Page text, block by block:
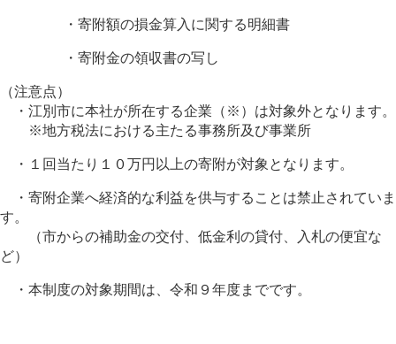
・寄附額の損金算入に関する明細書
・寄附金の領収書の写し
（注意点）
・江別市に本社が所在する企業（※）は対象外となります。
※地方税法における主たる事務所及び事業所
・１回当たり１０万円以上の寄附が対象となります。
・寄附企業へ経済的な利益を供与することは禁止されていま
す。
（市からの補助金の交付、低金利の貸付、入札の便宜な
ど）
・本制度の対象期間は、令和９年度までです。